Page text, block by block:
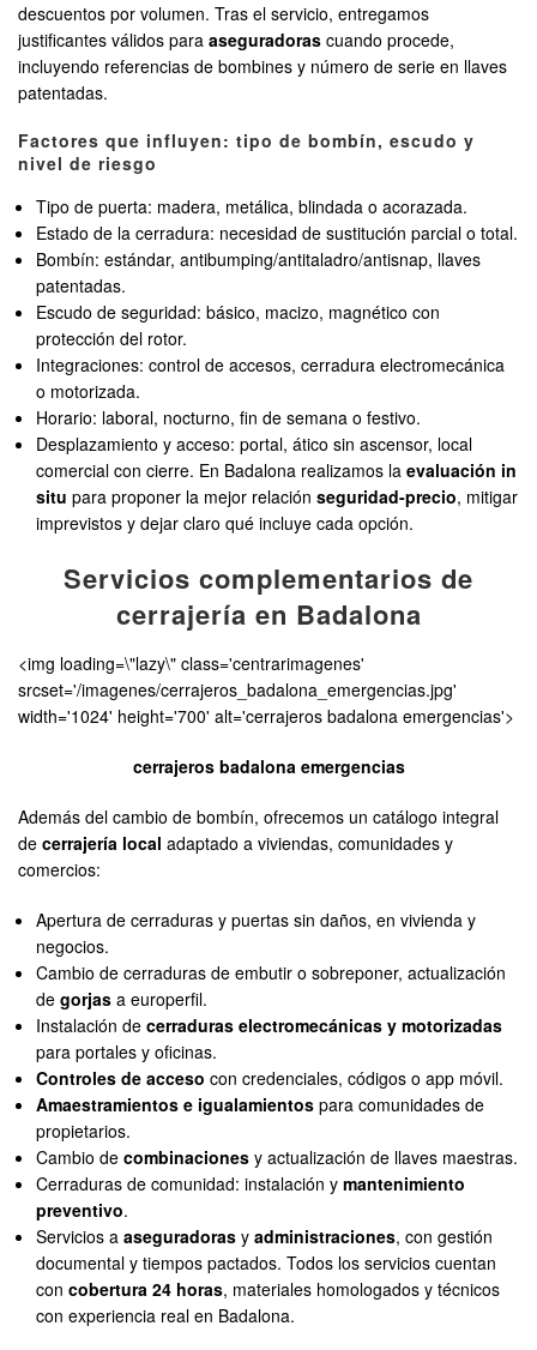
descuentos por volumen. Tras el servicio, entregamos
justificantes válidos para aseguradoras cuando procede,
incluyendo referencias de bombines y número de serie en llaves
patentadas.
Factores que influyen: tipo de bombín, escudo y
nivel de riesgo
Tipo de puerta: madera, metálica, blindada o acorazada.
Estado de la cerradura: necesidad de sustitución parcial o total.
Bombín: estándar, antibumping/antitaladro/antisnap, llaves
patentadas.
Escudo de seguridad: básico, macizo, magnético con
protección del rotor.
Integraciones: control de accesos, cerradura electromecánica
o motorizada.
Horario: laboral, nocturno, fin de semana o festivo.
Desplazamiento y acceso: portal, ático sin ascensor, local
comercial con cierre. En Badalona realizamos laevaluación in
situ para proponer la mejor relaciónseguridad-precio, mitigar
imprevistos y dejar claro qué incluye cada opción.
Servicios complementarios de
cerrajería en Badalona
<img loading=\"lazy\" class='centrarimagenes'
srcset='/imagenes/cerrajeros_badalona_emergencias.jpg'
width='1024' height='700' alt='cerrajeros badalona emergencias'>
cerrajeros badalona emergencias
Además del cambio de bombín, ofrecemos un catálogo integral
de cerrajería local adaptado a viviendas, comunidades y
comercios:
Apertura de cerraduras y puertas sin daños, en vivienda y
negocios.
Cambio de cerraduras de embutir o sobreponer, actualización
degorjas a europerfil.
Instalación decerraduras electromecánicas y motorizadas
para portales y oficinas.
Controles de acceso con credenciales, códigos o app móvil.
Amaestramientos e igualamientos para comunidades de
propietarios.
Cambio decombinaciones y actualización de llaves maestras.
Cerraduras de comunidad: instalación ymantenimiento
preventivo.
Servicios aaseguradoras yadministraciones, con gestión
documental y tiempos pactados. Todos los servicios cuentan
concobertura 24 horas, materiales homologados y técnicos
con experiencia real en Badalona.